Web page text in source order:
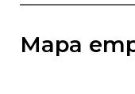
Mapa